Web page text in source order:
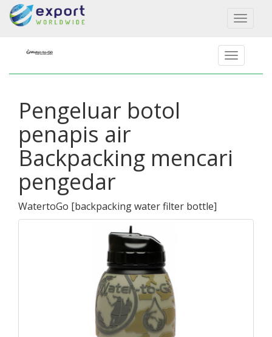
Toggle
Pengeluar botol
penapis air
Backpacking mencari
pengedar
WatertoGo [backpacking water filter bottle]